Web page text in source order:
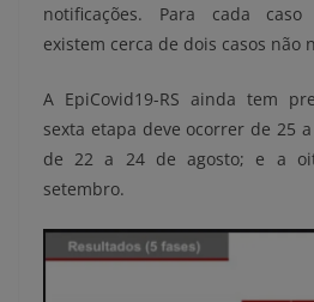
notificações. Para cada
existem cerca de dois casos não
A EpiCovid19-RS ainda tem
sexta etapa deve ocorrer de 25
de 22 a 24 de agosto; e a
setembro.